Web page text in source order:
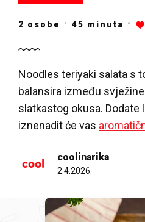
2 osobe 45 minuta
Noodles teriyaki salata s
balansira između
slatkastog okusa. Dodate
iznenadit će vas
coolinarika
2.4.2026.